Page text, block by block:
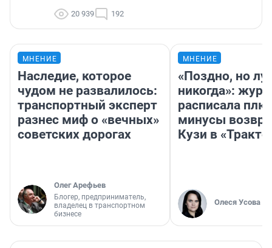
20 939 192
МНЕНИЕ
Наследие, которое
чудом не развалилось:
транспортный эксперт
разнес миф о «вечных»
советских дорогах
Олег Арефьев
Блогер, предприниматель,
владелец в транспортном
бизнесе
МНЕНИЕ
«Поздно, но
никогда»:
расписала
минусы
Кузи в
Олеся Усова